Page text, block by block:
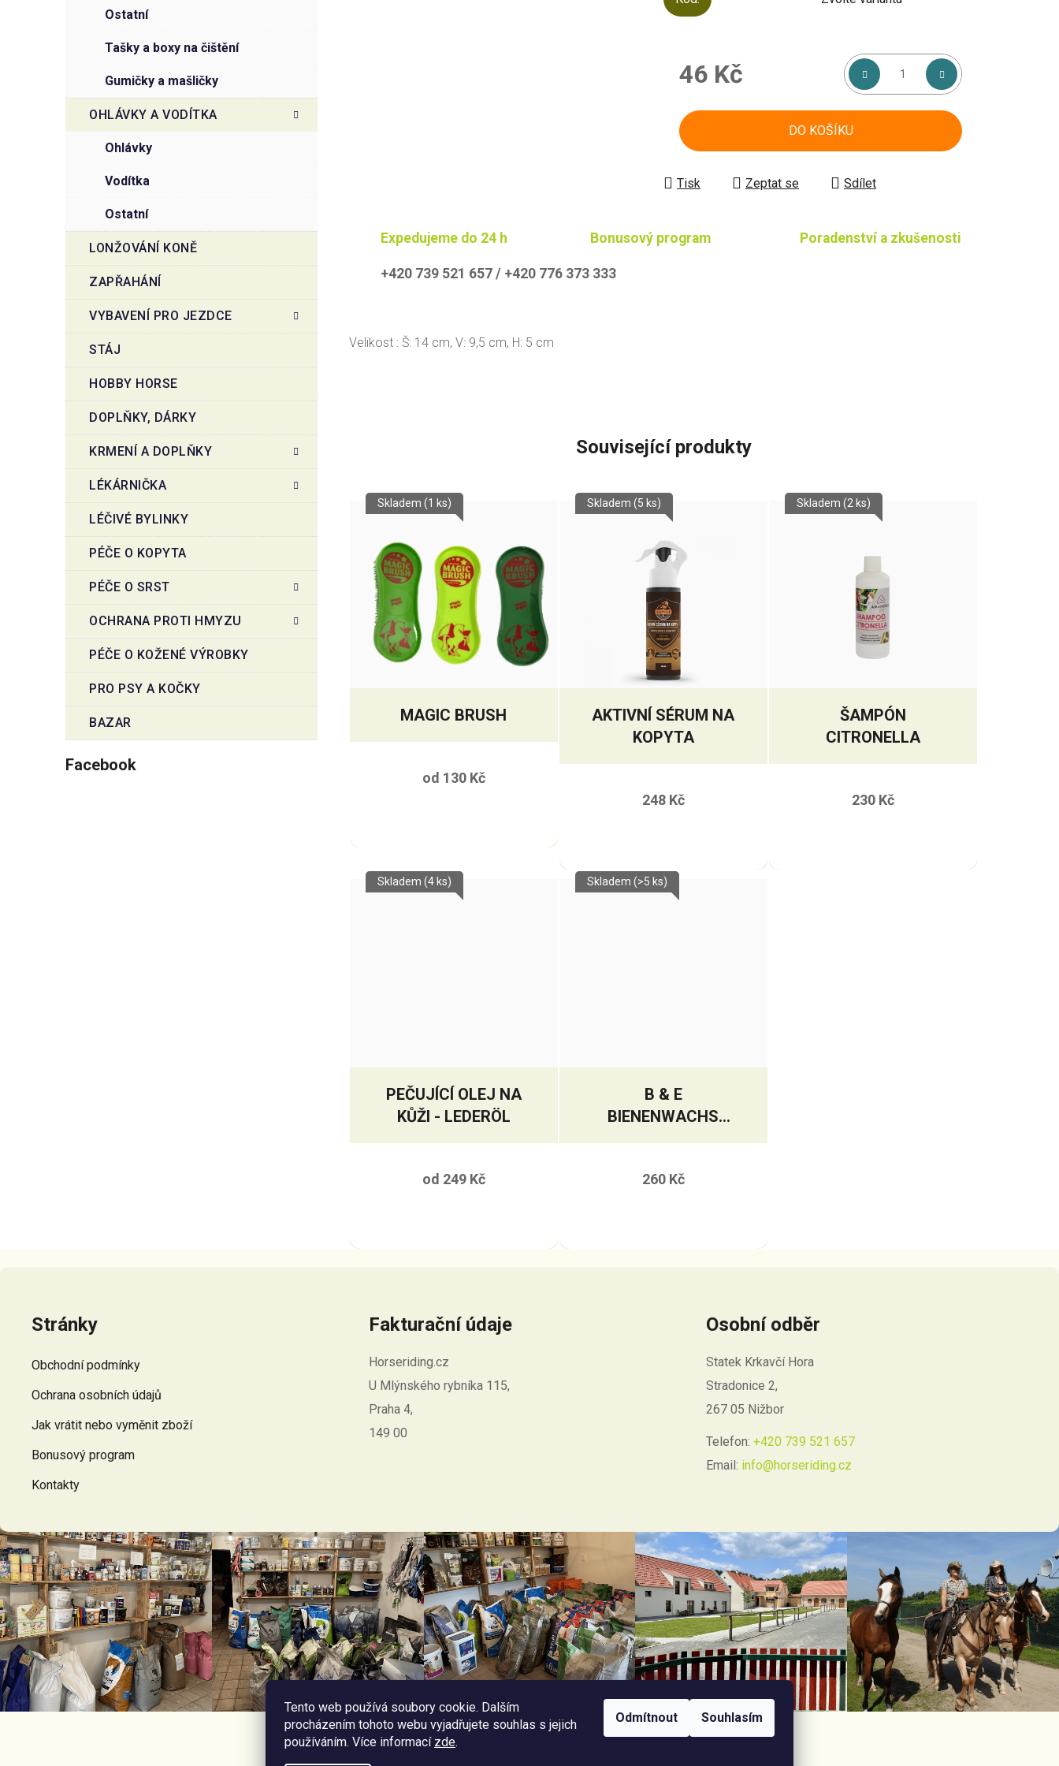
Tento web používá soubory cookie. Dalším
procházením tohoto webu vyjadřujete souhlas s jejich
používáním. Více informací zde.
Odmítnout Souhlasím
ostatní
tašky a boxy na čištění
gumičky a mašličky
OHLÁVKY A VODÍTKA
ohlávky
vodítka
ostatní
LONŽOVÁNÍ KONĚ
ZAPŘAHÁNÍ
VYBAVENÍ PRO JEZDCE
STÁJ
HOBBY HORSE
DOPLŇKY, DÁRKY
KRMENÍ A DOPLŇKY
LÉKÁRNIČKA
LÉČIVÉ BYLINKY
PÉČE O KOPYTA
PÉČE O SRST
OCHRANA PROTI HMYZU
PÉČE O KOŽENÉ VÝROBKY
PRO PSY A KOČKY
BAZAR
Facebook
46 Kč
DO KOŠÍKU
Tisk Zeptat se Sdílet
Expedujeme do 24 h Bonusový program Poradenství a zkušenosti
+420 739 521 657 / +420 776 373 333
Velikost : Š: 14 cm, V: 9,5 cm, H: 5 cm
Související produkty
MAGIC BRUSH
Skladem (1 ks)
od 130 Kč
AKTIVNÍ SÉRUM NA
KOPYTA
Skladem (5 ks)
248 Kč
ŠAMPÓN
CITRONELLA
Skladem (2 ks)
230 Kč
PEČUJÍCÍ OLEJ NA
KŮŽI - LEDERÖL
Skladem (4 ks)
od 249 Kč
B & E
BIENENWACHS
Skladem (>5 ks)
260 Kč
Stránky
Obchodní podmínky
Ochrana osobních údajů
Jak vrátit nebo vyměnit zboží
Bonusový program
Kontakty
Fakturační údaje
Horseriding.cz
U Mlýnského rybníka 115,
Praha 4,
149 00
Osobní odběr
Statek Krkavčí Hora
Stradonice 2,
267 05 Nižbor
Telefon: +420 739 521 657
Email: info@horseriding.cz
Facebook Horseriding